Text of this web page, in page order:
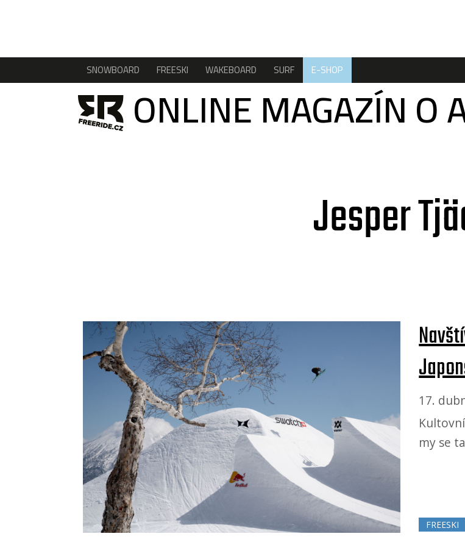
SNOWBOARD FREESKI WAKEBOARD SURF E-SHOP
ONLINE MAGAZÍN O
Jesper
17.
my se
FREESKI